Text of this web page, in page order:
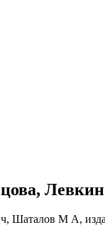
Левкин